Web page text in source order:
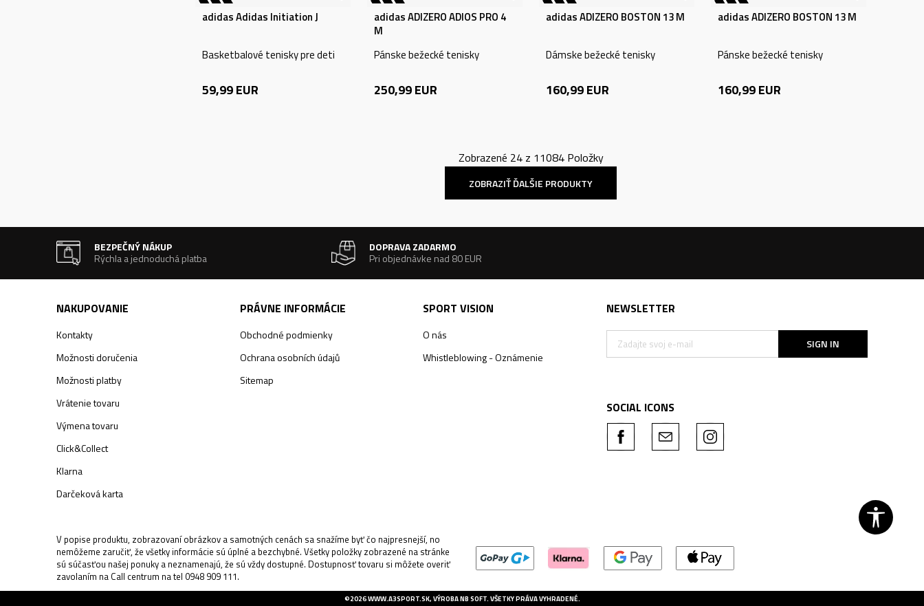
adidas Adidas Initiation J
Basketbalové tenisky pre deti
59,99EUR
adidas ADIZERO ADIOS PRO 4
M
Pánske bežecké tenisky
250,99EUR
adidas ADIZERO BOSTON 13 M
Dámske bežecké tenisky
160,99EUR
adidas ADIZERO BOSTON 13 M
Pánske bežecké tenisky
160,99EUR
Zobrazené 24z 11084Položky
ZOBRAZIŤ ĎALŠIE PRODUKTY
BEZPEČNÝ NÁKUP
Rýchla a jednoduchá platba
DOPRAVA ZADARMO
Pri objednávke nad 80 EUR
NAKUPOVANIE
Kontakty
Možnosti doručenia
Možnosti platby
Vrátenie tovaru
Výmena tovaru
Click&Collect
Klarna
Darčeková karta
PRÁVNE INFORMÁCIE
Obchodné podmienky
Ochrana osobních údajů
Sitemap
SPORT VISION
O nás
Whistleblowing - Oznámenie
NEWSLETTER
SIGN IN
SOCIAL ICONS
V popise produktu, zobrazovaní obrázkov a samotných cenách sa snažíme byť čo najpresnejší, no
nemôžeme zaručiť, že všetky informácie sú úplné a bezchybné. Všetky položky zobrazené na stránke
sú súčasťou našej ponuky a neznamenajú, že sú vždy dostupné. Dostupnosť tovaru si môžete overiť
zavolaním na Call centrum na tel 0948 909 111.
©2026WWW.A3SPORT.SK, VÝROBANB SOFT. VŠETKY PRÁVA VYHRADENÉ.